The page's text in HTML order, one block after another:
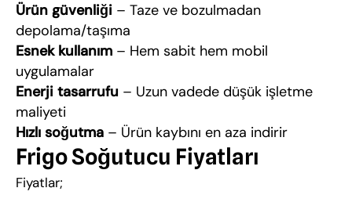
Ürün güvenliği – Taze ve bozulmadan
depolama/taşıma
Esnek kullanım – Hem sabit hem mobil
uygulamalar
Enerji tasarrufu – Uzun vadede düşük işletme
maliyeti
Hızlı soğutma – Ürün kaybını en aza indirir
Frigo Soğutucu Fiyatları
Fiyatlar;